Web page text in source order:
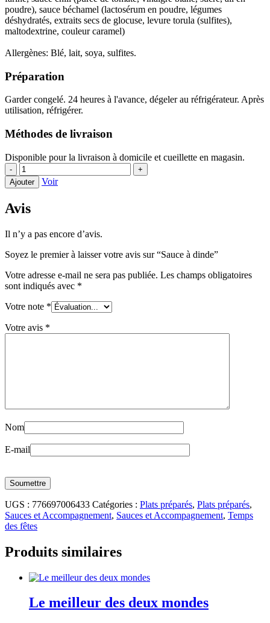
poudre), sauce béchamel (lactosérum en poudre, légumes
déshydratés, extraits secs de glocuse, levure torula (sulfites),
maltodextrine, couleur caramel)
Allergènes: Blé, lait, soya, sulfites.
Préparation
Garder congelé. 24 heures à l'avance, dégeler au réfrigérateur. Après
utilisation, réfrigérer.
Méthodes de livraison
Disponible pour la livraison à domicile et cueillette en magasin.
-
quantité
de
Sauce
dinde
+
Ajouter
Voir
Avis
Il n’y a pas encore d’avis.
Soyez le premier à laisser votre avis sur “Sauce à dinde”
Votre adresse e-mail ne sera pas publiée. Les champs obligatoires
sont indiqués avec *
Votre note *
Votre avis *
Nom
E-mail
UGS : 776697006433 Catégories : Plats préparés, Plats préparés,
Sauces et Accompagnement, Sauces et Accompagnement, Temps
des fêtes
Produits similaires
Le meilleur des deux mondes